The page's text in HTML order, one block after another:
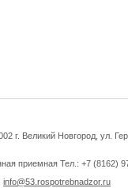
г. Великий Новгород, ул.
приемная Тел.: +7 (8162)
info@53.rospotrebnadzor.ru